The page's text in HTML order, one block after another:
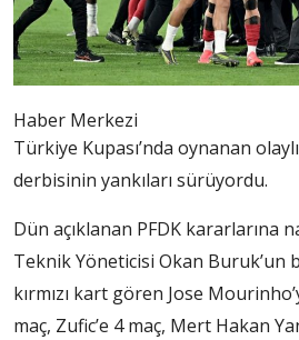
Haber Merkezi
Türkiye Kupası’nda oynanan
derbisinin yankıları sürüyordu.
Dün açıklanan PFDK kararlarına
Teknik Yöneticisi Okan Buruk’un
kırmızı kart gören Jose
maç, Zufic’e 4 maç, Mert Hakan